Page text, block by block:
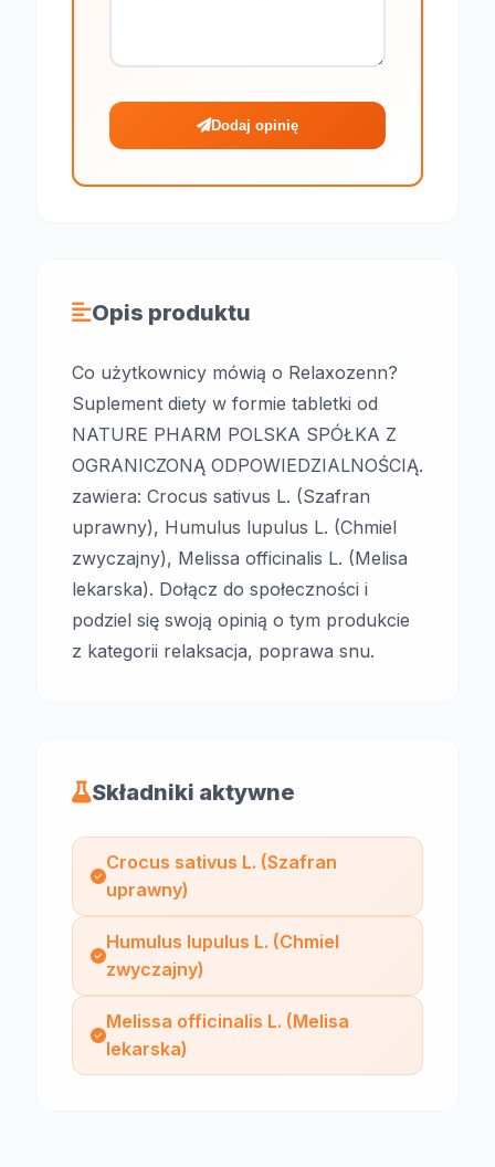
Dodaj opinię
Opis produktu
Co użytkownicy mówią o Relaxozenn?
Suplement diety w formie tabletki od
NATURE PHARM POLSKA SPÓŁKA Z
OGRANICZONĄ ODPOWIEDZIALNOŚCIĄ.
zawiera: Crocus sativus L. (Szafran
uprawny), Humulus lupulus L. (Chmiel
zwyczajny), Melissa officinalis L. (Melisa
lekarska). Dołącz do społeczności i
podziel się swoją opinią o tym produkcie
z kategorii relaksacja, poprawa snu.
Składniki aktywne
Crocus sativus L. (Szafran
uprawny)
Humulus lupulus L. (Chmiel
zwyczajny)
Melissa officinalis L. (Melisa
lekarska)